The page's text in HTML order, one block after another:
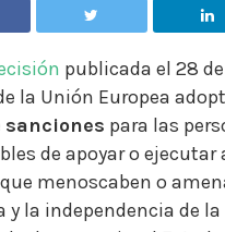
publicada el 28
la Unión Europea
sanciones para las
de apoyar o ejecutar
menoscaben o
y la independencia de la